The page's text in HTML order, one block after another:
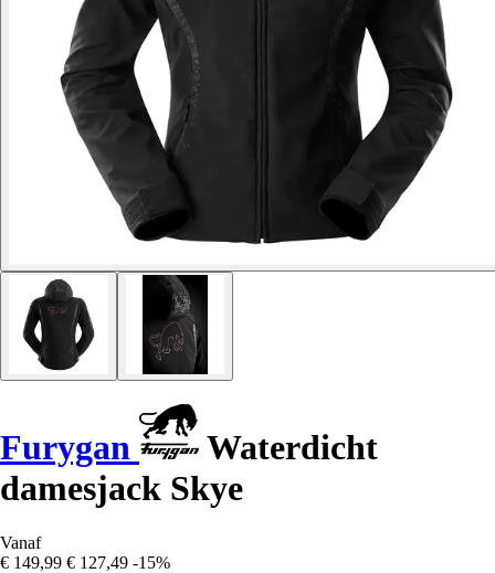
Furygan
Waterdicht
damesjack Skye
Vanaf
€ 149,99 € 127,49 -15%